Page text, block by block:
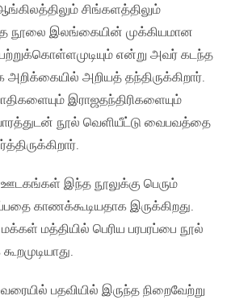
ஆங்கிலத்திலும் சிங்களத்திலும்
நூலை இலங்கையின் முக்கியமான
என்று அவர் கடந்த
அறியத் தந்திருக்கிறார்.
இராஜதந்திரிகளையும்
நூல் வெளியீட்டு வைபவத்தை
ஊடகங்கள் இந்த நூலுக்கு பெரும்
காணக்கூடியதாக இருக்கிறது.
மத்தியில் பெரிய பரபரப்பை நூல்
பதவியில் இருந்த நிறைவேற்று